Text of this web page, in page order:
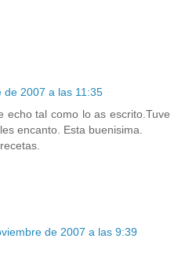
de 2007 a las 11:35
echo tal como lo as escrito.Tuve
encanto. Esta buenisima.
de 2007 a las 9:39